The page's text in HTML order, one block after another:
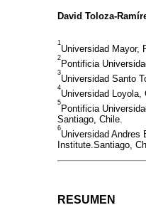
David Toloza-
1
Universidad Mayor,
2
Pontificia
3
Universidad Santo
4
Universidad
5
Pontificia
Santiago, Chile.
6
Universidad
Institute.Santiago,
RESUMEN